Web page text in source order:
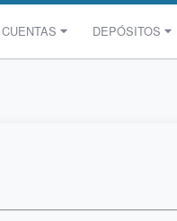
CUENTAS DEPÓSITOS